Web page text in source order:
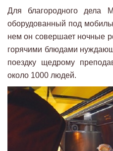
Для благородного дела
оборудованный под
нем он совершает ночные
горячими блюдами
поездку щедрому
около 1000 людей.